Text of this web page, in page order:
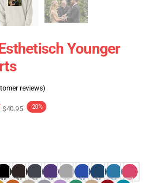
Younger
reviews)
$40.95 -20%